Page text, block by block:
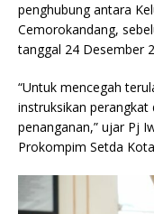
penghubung antara
Cemorokandang,
tanggal 24 Desember
“Untuk mencegah
instruksikan
penanganan,” ujar Pj
Prokompim Setda